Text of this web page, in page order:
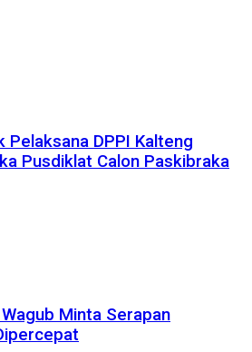
Pelaksana DPPI Kalteng
Pusdiklat Calon Paskibraka
Minta Serapan